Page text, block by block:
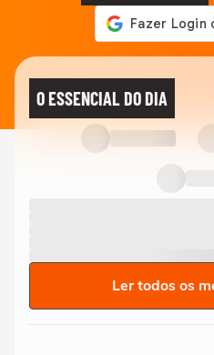
O ESSENCIAL DO DIA
Ler todos os